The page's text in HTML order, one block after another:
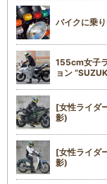
バイクに乗
155cm女子
ョン
[女性ライダ
影)
[女性ライダ
影)